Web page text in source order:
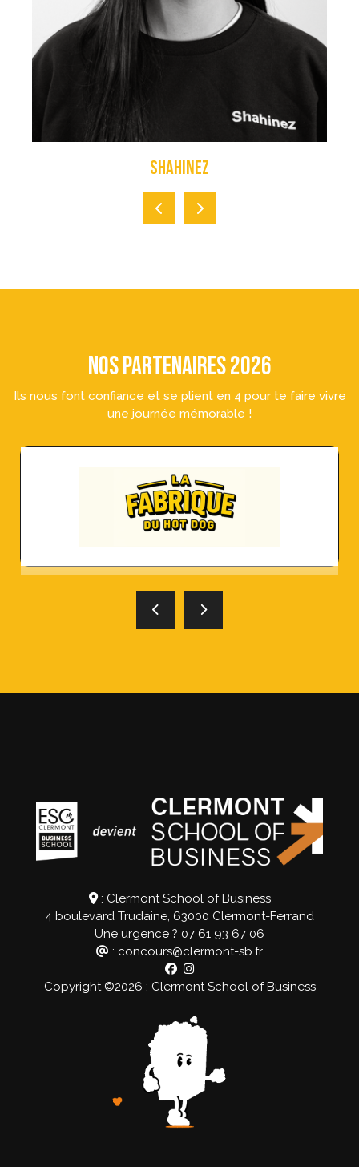
Shahinez
NOS PARTENAIRES 2026
Ils nous font confiance et se plient en 4 pour te faire vivre
une journée mémorable !
: Clermont School of Business
4 boulevard Trudaine, 63000 Clermont-Ferrand
Une urgence ? 07 61 93 67 06
: concours@clermont-sb.fr
Copyright ©2026 : Clermont School of Business